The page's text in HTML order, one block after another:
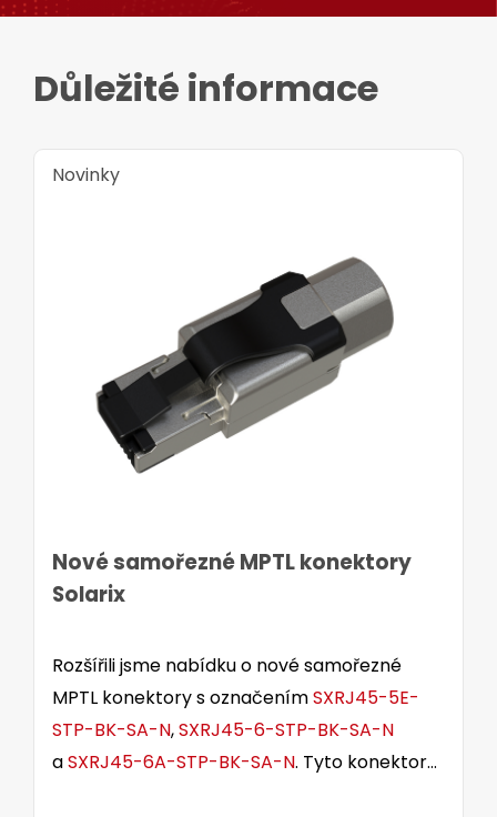
Důležité informace
Novinky
Nové samořezné MPTL konektory
Solarix
Rozšířili jsme nabídku o nové samořezné
MPTL konektory s označenímSXRJ45-5E-
STP-BK-SA-N,SXRJ45-6-STP-BK-SA-N
aSXRJ45-6A-STP-BK-SA-N. Tyto konektory